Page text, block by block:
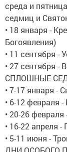
среда и
седмиц и
• 18 января -
Богоявления)
• 11 сентября -
• 27 сентября -
СПЛОШНЫЕ
• 7-17 января -
• 6-12 февраля
• 20-26
• 16-22 апреля
• 5-11 июня -